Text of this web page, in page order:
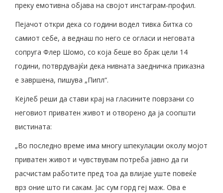
преку емотивна објава на својот инстаграм-профил.
Пејачот откри дека со години водел тивка битка со
самиот себе, а веднаш по него се огласи и неговата
сопруга Флер Шомо, со која беше во брак цели 14
години, потврдувајќи дека нивната заедничка приказна
е завршена, пишува „Пипл“.
Кејлеб реши да стави крај на гласините поврзани со
неговиот приватен живот и отворено да ја соопшти
вистината:
„Во последно време има многу шпекулации околу мојот
приватен живот и чувствувам потреба јавно да ги
расчистам работите пред тоа да влијае уште повеќе
врз оние што ги сакам. Јас сум горд геј маж. Ова е